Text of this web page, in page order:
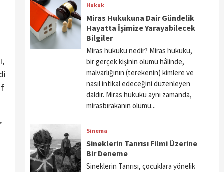
Hukuk
Miras Hukukuna Dair Gündelik
Hayatta İşimize Yarayabilecek
Bilgiler
Miras hukuku nedir? Miras hukuku,
bir gerçek kişinin ölümü hâlinde,
malvarlığının (terekenin) kimlere ve
nasıl intikal edeceğini düzenleyen
daldır. Miras hukuku aynı zamanda,
mirasbırakanın ölümü...
Sinema
Sineklerin Tanrısı Filmi Üzerine
Bir Deneme
Sineklerin Tanrısı, çocuklara yönelik